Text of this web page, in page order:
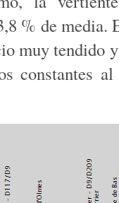
% de media.
muy tendido
constantes